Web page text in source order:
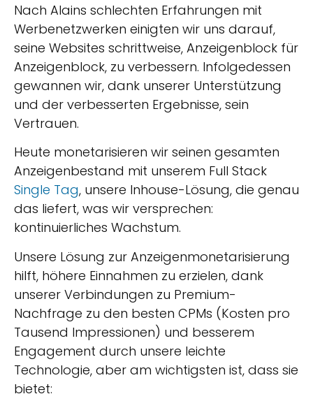
Nach Alains schlechten Erfahrungen mit
Werbenetzwerken einigten wir uns darauf,
seine Websites schrittweise, Anzeigenblock für
Anzeigenblock, zu verbessern. Infolgedessen
gewannen wir, dank unserer Unterstützung
und der verbesserten Ergebnisse, sein
Vertrauen.
Heute monetarisieren wir seinen gesamten
Anzeigenbestand mit unserem Full Stack
Single Tag, unsere Inhouse-Lösung, die genau
das liefert, was wir versprechen:
kontinuierliches Wachstum.
Unsere Lösung zur Anzeigenmonetarisierung
hilft, höhere Einnahmen zu erzielen, dank
unserer Verbindungen zu Premium-
Nachfrage zu den besten CPMs (Kosten pro
Tausend Impressionen) und besserem
Engagement durch unsere leichte
Technologie, aber am wichtigsten ist, dass sie
bietet: